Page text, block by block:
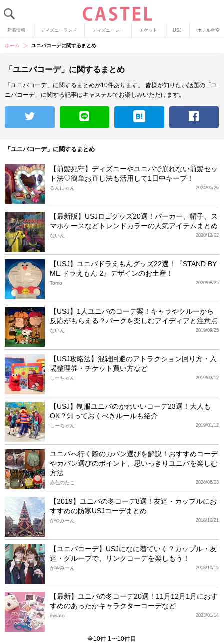
新着情報 ディズニーランド ディズニーシー チケット USJ ホテル空室
ホーム ユニバコーデに関するまとめ
「ユニバコーデ」に関するまとめ
「ユニバコーデ」に関するまとめが10件あります。
皆様が知りたい話題の「ユ
ニバコーデ」に関する記事はキャステルでお楽しみいただけます。
「ユニバコーデ」に関するまとめ
【前髪死守】ディズニーやユニバで崩れない前髪セッ
ト法♡簡単お直し法も活用して1日中キープ！
2024/05/26
るんにゃん
【最新版】USJロゴグッズ20選！パーカー、帽子、ス
マホケースなどトレンドカラーの人気アイテムまとめ
2020/12/02
ないん
【USJ】ユニバドラえもんグッズ22選！『STAND BY
ME ドラえもん 2』デザインのお土産！
2020/08/25
Tomo
【USJ】1人ユニバのコーデ案！キャラやクルーから
反応がもらえる？パークを楽しむアイディアと注意点
2019/09/25
ないん
【USJ攻略法】混雑回避のアトラクション回り方・入
場整理券・チケット買い方など
2019/03/12
しーちゃん
【USJ】制服ユニバのかわいいコーデ23選！大人も
OK？知っておくべきルールも紹介
2019/01/12
しーちゃん
ユニバへ行く際のカバン選びを解説！おすすめコーデ
やカバン選びのポイント、思いっきりユニバを楽しむ
方法
2026/06/03
赤色のたこ
【2019】ユニバの冬コーデ8選！友達・カップルにお
すすめの防寒USJコーデまとめ
2018/10/21
がやみーん
【ユニバコーデ】USJになに着ていく？カップル・友
達・グループで、リンクコーデを楽しもう！
2018/10/15
がやみーん
【最新】ユニバの冬コーデ20選！11月12月1月におす
すめのあったかキャラクターコーデなど
2023/01/14
misato
全10件 1〜10件目